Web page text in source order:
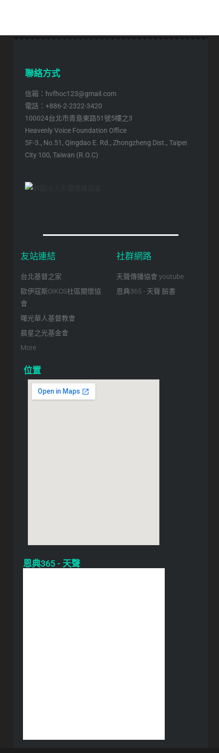
聯絡方式
信箱：hvfhoc123@gmail.com
電話：+886-2-2322-3420
100024台北市青島東路51號5樓之3
Heavenly Voice Foundation Office
5F-3., No.51, Qingdao E. Rd., Zhongzheng Dist., Taipei
City 100, Taiwan (R.O.C)
友站連結
台北基督之家
歐伊寇斯OIKOS社區關懷協
會
曙光華人基督教會
晨星之光基金會
More
社群網路
天聲傳播協會 youtube
恩典365 - 天聲 臉書
位置
恩典365 - 天聲